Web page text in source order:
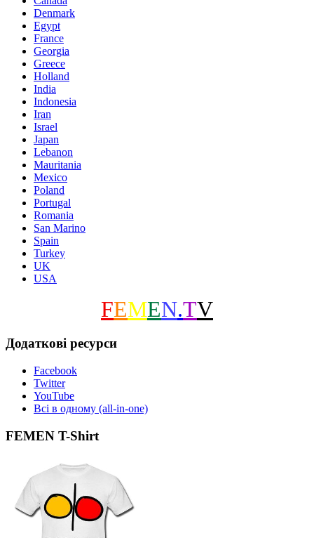
Denmark
Egypt
France
Georgia
Greece
Holland
India
Indonesia
Iran
Israel
Japan
Lebanon
Mauritania
Mexico
Poland
Portugal
Romania
San Marino
Spain
Turkey
UK
USA
FEMEN.TV
Додаткові ресурси
Facebook
Twitter
YouTube
Всі в одному (all-in-one)
FEMEN T-Shirt